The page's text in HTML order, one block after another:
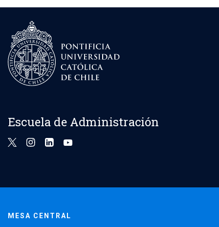
Escuela de Administración
MESA CENTRAL